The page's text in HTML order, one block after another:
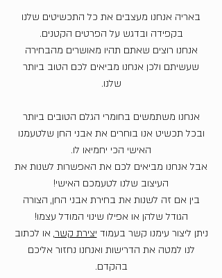
באריה אנחנו מעצבים את כל התכשיטים שלנו
בקפידה ובדגש על הפרטים הקטנים.
אנחנו רוצים שאתם תהיו מאושרים מהבחירה
שעשיתם ולכן אנחנו מביאים לכם הטוב ביותר
שלנו.
אנחנו משתמשים בחומרי הגלם הטובים ביותר
ובכל תכשיט אנו בוחרים את אבני החן שלטעמנו
האישי הכי יחמיאו לו.
אבל אנחנו מביאים לכם את האפשרות לשנות את
העיצוב שלנו לטעמכם האישי!
בין אם זה לשנות את בחירת אבני החן, הצורה
הגודל שלהן או אפילו שינוי המודל עצמו!
ניתן ליצור עימנו קשר בעמוד יצירת קשר, או לכתוב
לנו למטה את הדרישות ואנחנו נחזור אליכם
בהקדם.